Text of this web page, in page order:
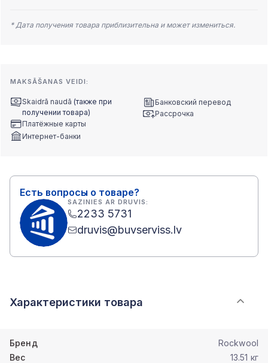
* Дата получения товара приблизительна и может измениться.
MAKSĀŠANAS VEIDI:
Skaidrā naudā (также при
получении товара)
Платёжные карты
Интернет-банки
Банковский перевод
Рассрочка
Есть вопросы о товаре?
SAZINIES AR DRUVIS:
2233 5731
druvis@buvserviss.lv
Характеристики товара
Бренд
Rockwool
Вес
13.51 кг